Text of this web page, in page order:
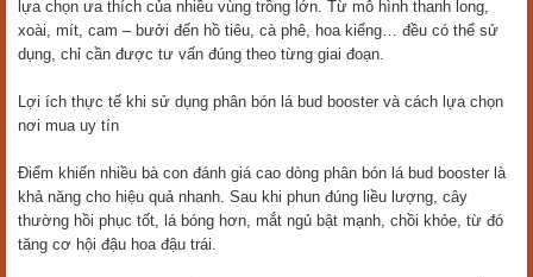
lựa chọn ưa thích của nhiều vùng trồng lớn. Từ mô hình thanh long,
xoài, mít, cam – bưởi đến hồ tiêu, cà phê, hoa kiểng… đều có thể sử
dụng, chỉ cần được tư vấn đúng theo từng giai đoạn.
Lợi ích thực tế khi sử dụng phân bón lá bud booster và cách lựa chọn
nơi mua uy tín
Điểm khiến nhiều bà con đánh giá cao dòng phân bón lá bud booster là
khả năng cho hiệu quả nhanh. Sau khi phun đúng liều lượng, cây
thường hồi phục tốt, lá bóng hơn, mắt ngủ bật mạnh, chồi khỏe, từ đó
tăng cơ hội đậu hoa đậu trái.